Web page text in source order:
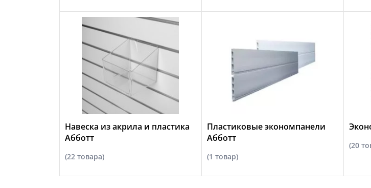
Навеска из акрила и пластика
Абботт
(22 товара)
Пластиковые экономпанели
Абботт
(1 товар)
(20